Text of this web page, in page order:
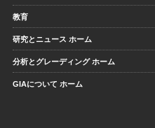
教育
研究とニュース ホーム
分析とグレーディング ホーム
GIAについて ホーム